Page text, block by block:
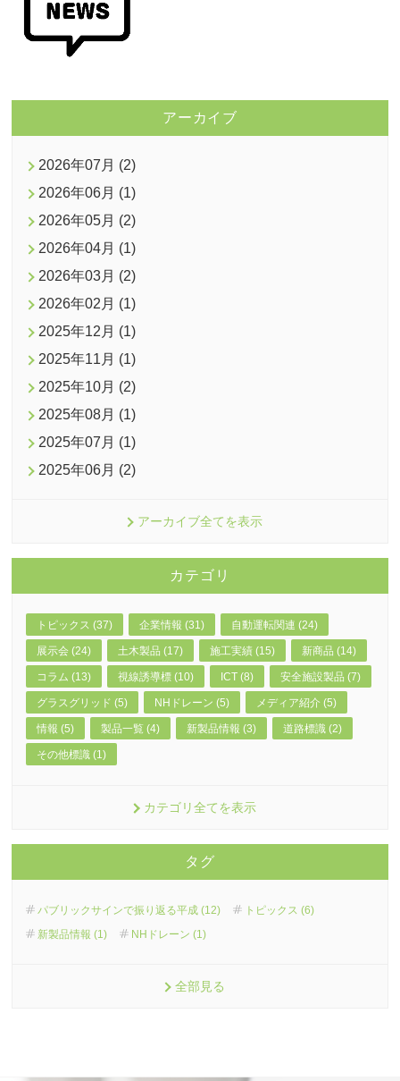
アーカイブ
2026年07月 (2)
2026年06月 (1)
2026年05月 (2)
2026年04月 (1)
2026年03月 (2)
2026年02月 (1)
2025年12月 (1)
2025年11月 (1)
2025年10月 (2)
2025年08月 (1)
2025年07月 (1)
2025年06月 (2)
アーカイブ全てを表示
カテゴリ
トピックス (37) 企業情報 (31) 自動運転関連 (24)
展示会 (24) 土木製品 (17) 施工実績 (15) 新商品 (14)
コラム (13) 視線誘導標 (10) ICT (8) 安全施設製品 (7)
グラスグリッド (5) NHドレーン (5) メディア紹介 (5)
情報 (5) 製品一覧 (4) 新製品情報 (3) 道路標識 (2)
その他標識 (1)
カテゴリ全てを表示
タグ
パブリックサインで振り返る平成 (12)
トピックス (6)
新製品情報 (1)
NHドレーン (1)
全部見る